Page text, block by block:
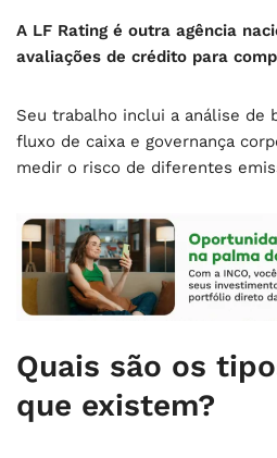
A LF Rating é outra agência
avaliações de crédito para
Seu trabalho inclui a análise de
fluxo de caixa e governança
medir o risco de diferentes
Quais são os
que existem?